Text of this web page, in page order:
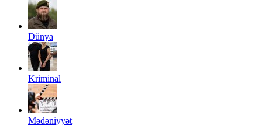
Dünya
Kriminal
Mədəniyyət